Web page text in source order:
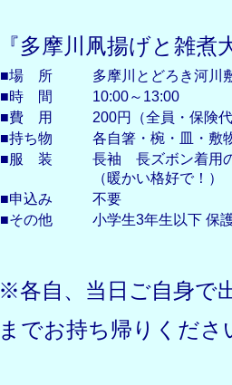
『多摩川凧揚げと雑煮
■場 所
多摩川とどろき河川
■時 間
10:00～13:00
■費 用
200円（全員・保険
■持ち物
各自箸・椀・皿・敷
■服 装
長袖 長ズボン着用
（暖かい格好で！）
■申込み
不要
■その他
小学生3年生以下 保
※各自、当日ご自身で
までお持ち帰りくださ